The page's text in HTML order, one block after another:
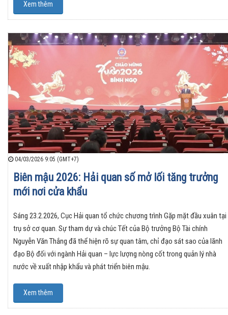
Xem thêm
04/03/2026 9:05 (GMT+7)
Biên mậu 2026: Hải quan số mở lối tăng trưởng
mới nơi cửa khẩu
Sáng 23.2.2026, Cục Hải quan tổ chức chương trình Gặp mặt đầu xuân tại
trụ sở cơ quan. Sự tham dự và chúc Tết của Bộ trưởng Bộ Tài chính
Nguyễn Văn Thắng đã thể hiện rõ sự quan tâm, chỉ đạo sát sao của lãnh
đạo Bộ đối với ngành Hải quan – lực lượng nòng cốt trong quản lý nhà
nước về xuất nhập khẩu và phát triển biên mậu.
Xem thêm